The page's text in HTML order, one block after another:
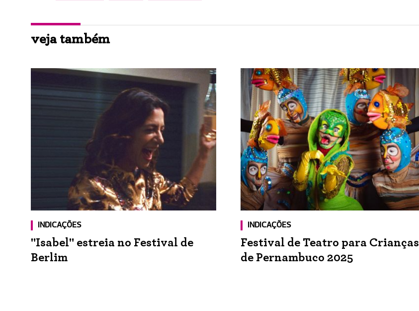
veja também
INDICAÇÕES
"Isabel" estreia no Festival de
Berlim
INDICAÇÕES
Festival de Teatro para Crianças
de Pernambuco 2025